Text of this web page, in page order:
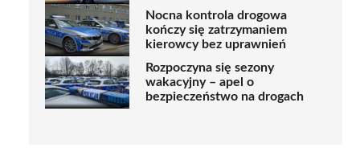
Nocna kontrola drogowa
kończy się zatrzymaniem
kierowcy bez uprawnień
Rozpoczyna się sezony
wakacyjny – apel o
bezpieczeństwo na drogach